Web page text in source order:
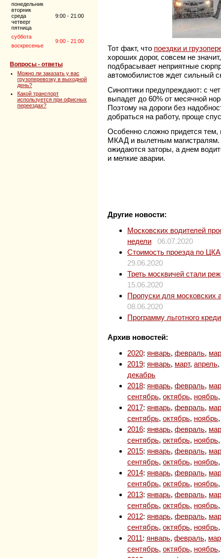
понедельник
вторник
среда
четверг
пятница
9:00 - 21:00
суббота
9:00 - 21:00
воскресенье
Вопросы - ответы
Можно ли заказать у вас
грузоперевозку в выходной
день?
Какой транспорт
используется при офисных
переездах?
Тот факт, что поездки и
хороших дорог, совсем не
подбрасывает неприятные
автомобилистов ждет сильный
Синоптики предупреждают: с
выпадет до 60% от месячной
Поэтому на дороги без
добраться на работу, проще
Особенно сложно придется
МКАД и вылетным магистралям.
ожидаются заторы, а днем
и мелкие аварии.
Другие новости:
Московских водителей
недели
06.07.2020
Стоимость проезда по
29.06.2020
Треть москвичей стали
15.06.2020
Пропуски для московских
08.06.2020
Программу льготного
Архив новостей:
2020: январь, февраль,
2019: январь, март, апрель,
декабрь
2018: январь, февраль,
сентябрь, октябрь, ноябрь
2017: январь, февраль,
сентябрь, октябрь, ноябрь
2016: январь, февраль,
сентябрь, октябрь, ноябрь
2015: январь, февраль,
сентябрь, октябрь, ноябрь
2014: январь, февраль,
сентябрь, октябрь, ноябрь
2013: январь, февраль,
сентябрь, октябрь, ноябрь
2012: январь, февраль,
сентябрь, октябрь, ноябрь
2011: январь, февраль,
сентябрь, октябрь, ноябрь